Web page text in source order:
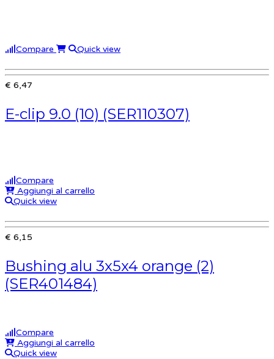
Compare Quick view
€ 6,47
E-clip 9.0 (10) (SER110307)
Compare
Aggiungi al carrello
Quick view
€ 6,15
Bushing alu 3x5x4 orange (2)
(SER401484)
Compare
Aggiungi al carrello
Quick view